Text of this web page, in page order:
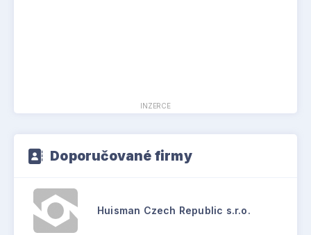
INZERCE
Doporučované firmy
Huisman Czech Republic s.r.o.